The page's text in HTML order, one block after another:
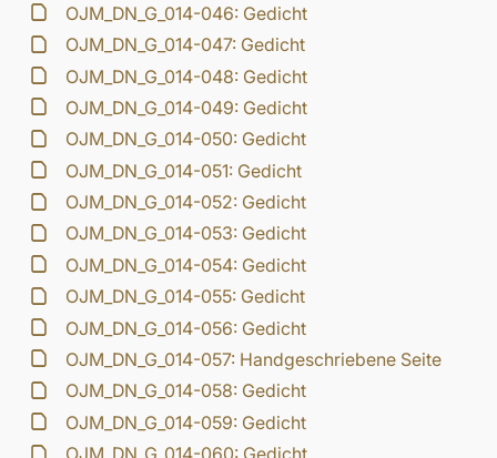
OJM_DN_G_014-046: Gedicht
OJM_DN_G_014-047: Gedicht
OJM_DN_G_014-048: Gedicht
OJM_DN_G_014-049: Gedicht
OJM_DN_G_014-050: Gedicht
OJM_DN_G_014-051: Gedicht
OJM_DN_G_014-052: Gedicht
OJM_DN_G_014-053: Gedicht
OJM_DN_G_014-054: Gedicht
OJM_DN_G_014-055: Gedicht
OJM_DN_G_014-056: Gedicht
OJM_DN_G_014-057: Handgeschriebene Seite
OJM_DN_G_014-058: Gedicht
OJM_DN_G_014-059: Gedicht